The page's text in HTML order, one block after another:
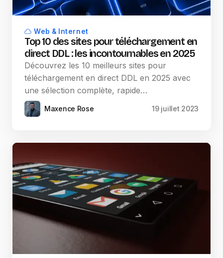
Web & Internet
Top 10 des sites pour téléchargement en
direct DDL : les incontournables en 2025
Découvrez les 10 meilleurs sites pour
téléchargement en direct DDL en 2025 avec
une sélection complète, rapide…
Maxence Rose 19 juillet 2023